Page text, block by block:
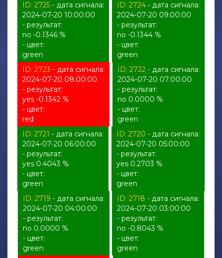
ID: 2725 - дата сигнала:
2024-07-20 10:00:00
- результат:
no -0.1346 %
- цвет:
green
ID: 2724- дата сигнала:
2024-07-20 09:00:00
- результат:
no -0.1344 %
- цвет:
green
ID: 2723 - дата сигнала:
2024-07-20 08:00:00
- результат:
yes -0.1342 %
- цвет:
red
ID: 2722- дата сигнала:
2024-07-20 07:00:00
- результат:
no 0.0000 %
- цвет:
green
ID: 2721 - дата сигнала:
2024-07-20 06:00:00
- результат:
yes 0.4043 %
- цвет:
green
ID: 2720 - дата сигнала:
2024-07-20 05:00:00
- результат:
yes 0.2703 %
- цвет:
green
ID: 2719 - дата сигнала:
2024-07-20 04:00:00
- результат:
no 0.0000 %
- цвет:
green
ID: 2718 - дата сигнала:
2024-07-20 03:00:00
- результат:
no -0.8043 %
- цвет:
green